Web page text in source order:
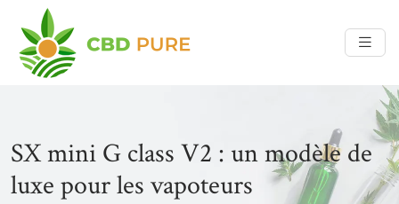
SX mini G class V2 : un modèle de
luxe pour les vapoteurs